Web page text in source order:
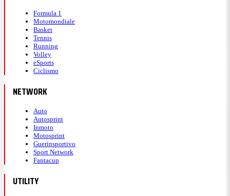
Formula 1
Motomondiale
Basket
Tennis
Running
Volley
eSports
Ciclismo
NETWORK
Auto
Autosprint
Inmoto
Motosprint
Guerinsportivo
Sport Network
Fantacup
UTILITY